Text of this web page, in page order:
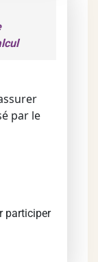
par le
participer